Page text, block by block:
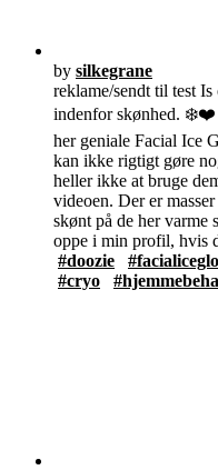
by silkegrane
reklame/sendt til test
indenfor skønhed. ❄️❤️
her geniale Facial Ice
kan ikke rigtigt gøre
heller ikke at bruge
videoen. Der er
skønt på de her varme
oppe i min profil, hvis
#doozie
#cryo